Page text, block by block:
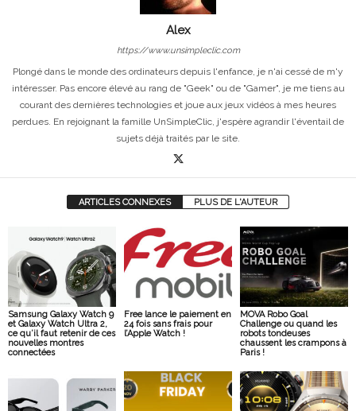
Alex
https://www.unsimpleclic.com
Plongé dans le monde des ordinateurs depuis l'enfance, je n'ai cessé de m'y
intéresser. Pas encore élevé au rang de "Geek" ou de "Gamer", je me tiens au
courant des dernières technologies et joue aux jeux vidéos à mes heures
perdues. En rejoignant la famille UnSimpleClic, j'espère agrandir l'éventail de
sujets déjà traités par le site.
ARTICLES CONNEXES PLUS DE L'AUTEUR
Samsung Galaxy Watch 9
et Galaxy Watch Ultra 2,
ce qu’il faut retenir de ces
nouvelles montres
connectées
Free lance le paiement en
24 fois sans frais pour
l’Apple Watch !
MOVA Robo Goal
Challenge ou quand les
robots tondeuses
chaussent les crampons à
Paris !